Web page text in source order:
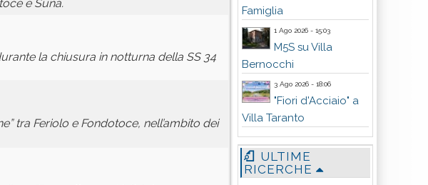
e Suna.
la chiusura in notturna della SS 34
tra Feriolo e Fondotoce, nell’ambito dei
Famiglia
1 Ago 2026 - 15:03
M5S su Villa
Bernocchi
3 Ago 2026 - 18:06
"Fiori d'Acciaio" a
Villa Taranto
ULTIME
RICERCHE